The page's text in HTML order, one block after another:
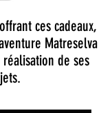
ces cadeaux,
Matreselva
de ses